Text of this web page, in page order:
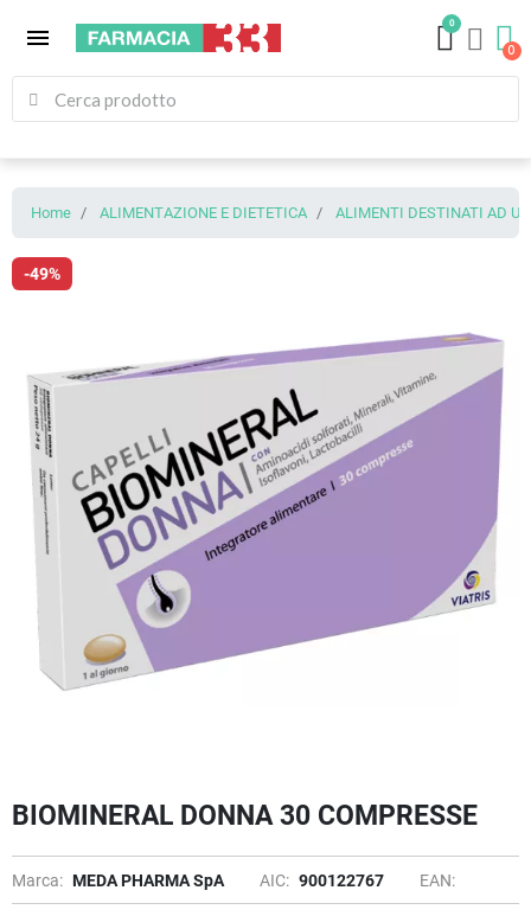
menu
0
Home ALIMENTAZIONE E DIETETICA ALIMENTI DESTINATI AD
-49%
BIOMINERAL DONNA 30 COMPRESSE
Marca: MEDA PHARMA SpA AIC: 900122767 EAN: